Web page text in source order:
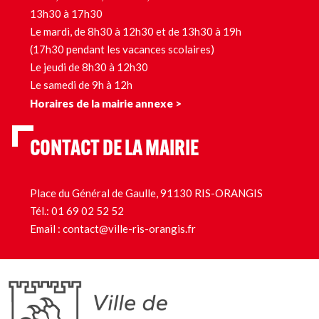
13h30 à 17h30
Le mardi, de 8h30 à 12h30 et de 13h30 à 19h
(17h30 pendant les vacances scolaires)
Le jeudi de 8h30 à 12h30
Le samedi de 9h à 12h
Horaires de la mairie annexe >
CONTACT DE LA MAIRIE
Place du Général de Gaulle, 91130 RIS-ORANGIS
Tél.: 01 69 02 52 52
Email : contact@ville-ris-orangis.fr